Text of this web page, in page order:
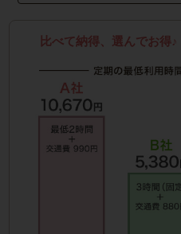
比べて納得、選んでお得♪